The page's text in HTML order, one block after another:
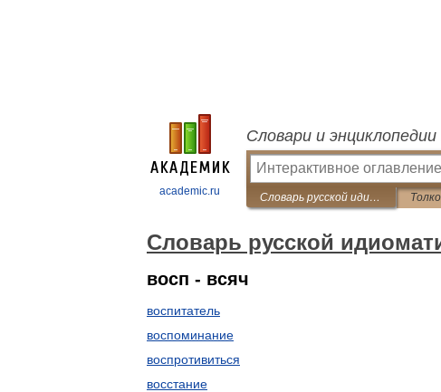
academic.ru
Словари и
Словарь русской идиоматики
Словарь русской
восп - всяч
воспитатель
воспоминание
воспротивиться
восстание